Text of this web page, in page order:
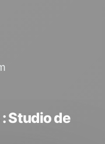
Studio de